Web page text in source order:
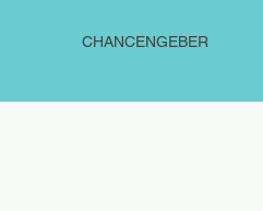
CHANCENGEBER